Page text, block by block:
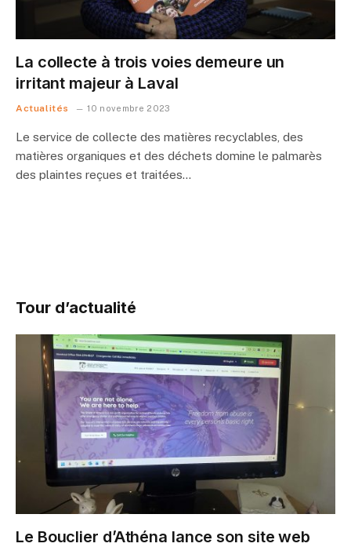
La collecte à trois voies demeure un
irritant majeur à Laval
Actualités 10 novembre 2023
Le service de collecte des matières recyclables, des
matières organiques ​et des déchets domine le palmarès
des plaintes reçues et traitées…
Tour d’actualité
Le Bouclier d’Athéna lance son site web